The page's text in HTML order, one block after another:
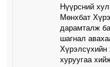
Нүүрсний
Мөнхбат
дарамталж
шагнал
хуруугаа